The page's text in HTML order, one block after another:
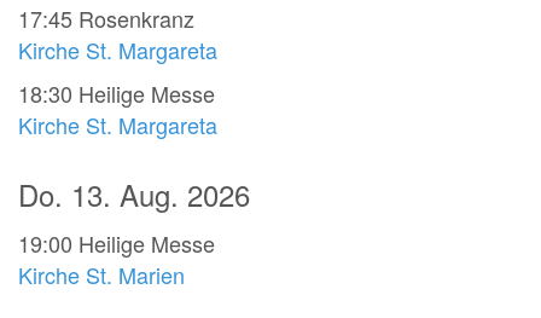
17:45 Rosenkranz
Kirche St. Margareta
18:30 Heilige Messe
Kirche St. Margareta
Do. 13. Aug. 2026
19:00 Heilige Messe
Kirche St. Marien